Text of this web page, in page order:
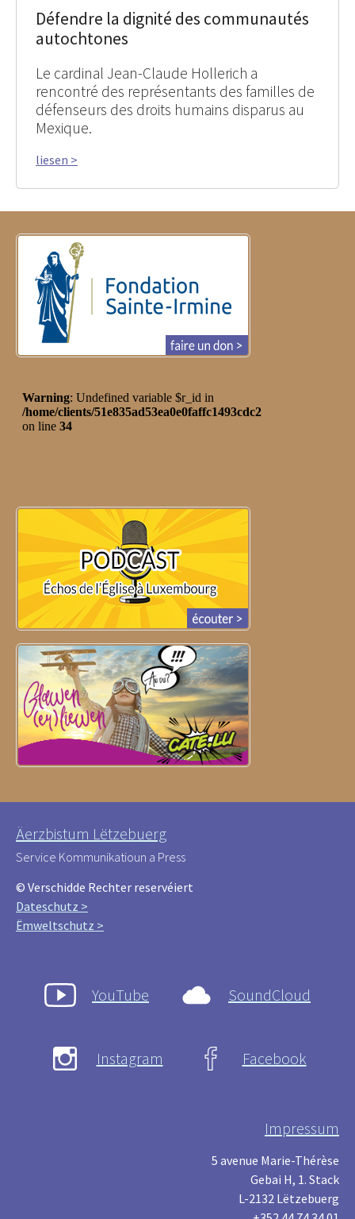
Défendre la dignité des communautés
autochtones
Le cardinal Jean-Claude Hollerich a
rencontré des représentants des familles de
défenseurs des droits humains disparus au
Mexique.
liesen >
Äerzbistum Lëtzebuerg
Service Kommunikatioun a Press
© Verschidde Rechter reservéiert
Dateschutz >
Ëmweltschutz >
YouTube SoundCloud
Instagram Facebook
Impressum
5 avenue Marie-Thérèse
Gebai H, 1. Stack
L-2132 Lëtzebuerg